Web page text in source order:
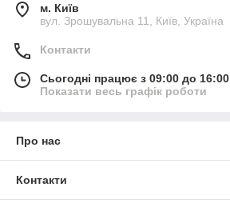
м. Київ
вул. Зрошувальна 11, Київ, Україна
Контакти
Сьогодні працює з 09:00 до 16:00
Показати весь графік роботи
Про нас
Контакти